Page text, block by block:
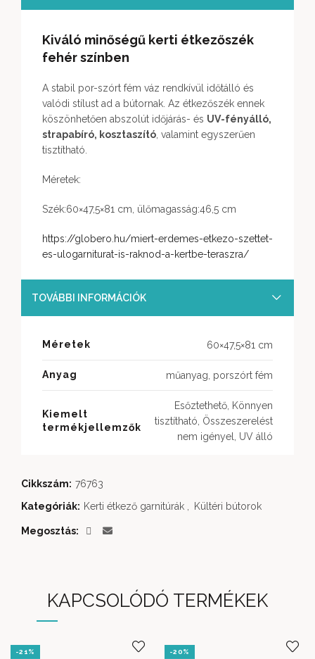
Kiváló minőségű kerti étkezőszék
fehér színben
A stabil por-szórt fém váz rendkívül időtálló és
valódi stílust ad a bútornak. Az étkezőszék ennek
köszönhetően abszolút időjárás- és UV-fényálló,
strapabíró, kosztaszító , valamint egyszerűen
tisztítható.
Méretek:
Szék:60×47,5×81 cm, ülőmagasság:46,5 cm
https://globero.hu/miert-erdemes-etkezo-szettet-
es-ulogarniturat-is-raknod-a-kertbe-teraszra/
TOVÁBBI INFORMÁCIÓK
Méretek 60×47,5×81 cm
Anyag műanyag, porszórt fém
Kiemelt
termékjellemzők
Esőztethető, Könnyen
tisztítható, Összeszerelést
nem igényel, UV álló
Cikkszám: 76763
Kategóriák: Kerti étkező garnitúrák Kültéri bútorok
Megosztás
KAPCSOLÓDÓ TERMÉKEK
-21% -20%